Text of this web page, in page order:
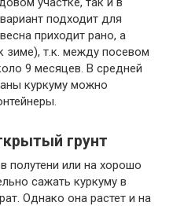
подходит для
приходит рано, а
зиме), т.к. между посевом
9 месяцев. В средней
куркуму можно
грунт
полутени или на хорошо
сажать куркуму в
Однако она растет и на